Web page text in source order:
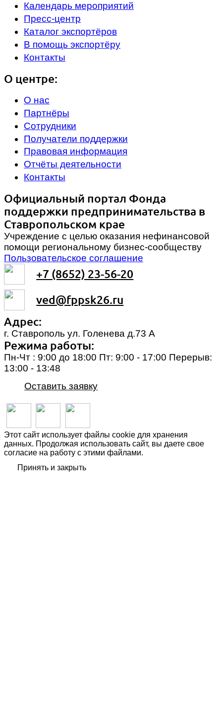
Календарь мероприятий
Пресс-центр
Каталог экспортёров
В помощь экспортёру
Контакты
О центре:
О нас
Партнёры
Сотрудники
Получатели поддержки
Правовая информация
Отчёты деятельности
Контакты
Официальный портал Фонда
поддержки предпринимательства в
Ставропольском крае
Учреждение с целью оказания нефинансовой
помощи региональному бизнес-сообществу
Пользовательское соглашение
+7 (8652) 23-56-20
ved@fppsk26.ru
Адрес:
г. Ставрополь ул. Голенева д.73 A
Режима работы:
Пн-Чт : 9:00 до 18:00 Пт: 9:00 - 17:00 Перерыв:
13:00 - 13:48
Оставить заявку
Этот сайт использует файлы cookie для хранения
данных. Продолжая использовать сайт, вы даете свое
согласие на работу с этими файлами.
Принять и закрыть